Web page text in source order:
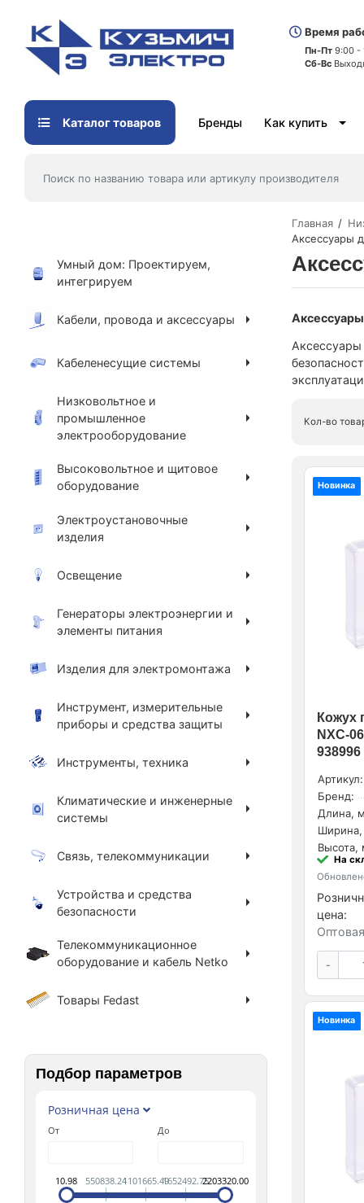
Время
Пн-Пт 9:00 -
Сб-Вс
Каталог товаров Бренды Как купить
Главная
Аксессуары
Кол-во
Новинка
Кожух
NXC-
938996
Артикул:
Бренд:
Длина,
Высота,
На
цена:
-
Новинка
Умный дом: Проектируем,
интегрируем
Кабели, провода и аксессуары
Кабеленесущие системы
Низковольтное и
промышленное
электрооборудование
Высоковольтное и щитовое
оборудование
Электроустановочные
изделия
Освещение
Генераторы электроэнергии и
элементы питания
Изделия для электромонтажа
Инструмент, измерительные
приборы и средства защиты
Инструменты, техника
Климатические и инженерные
системы
Связь, телекоммуникации
Устройства и средства
безопасности
Телекоммуникационное
оборудование и кабель Netko
Товары Fedast
Подбор параметров
Розничная цена
От До
10.98 550838.241101665.491652492.752203320.00